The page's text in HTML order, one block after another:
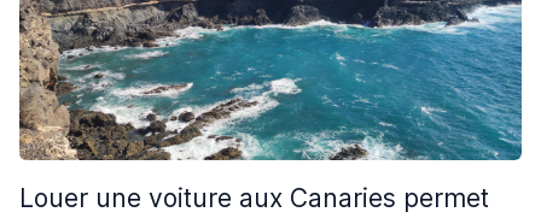
Louer une voiture aux Canaries permet